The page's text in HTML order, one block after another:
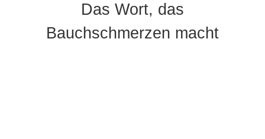
Das Wort, das
Bauchschmerzen macht